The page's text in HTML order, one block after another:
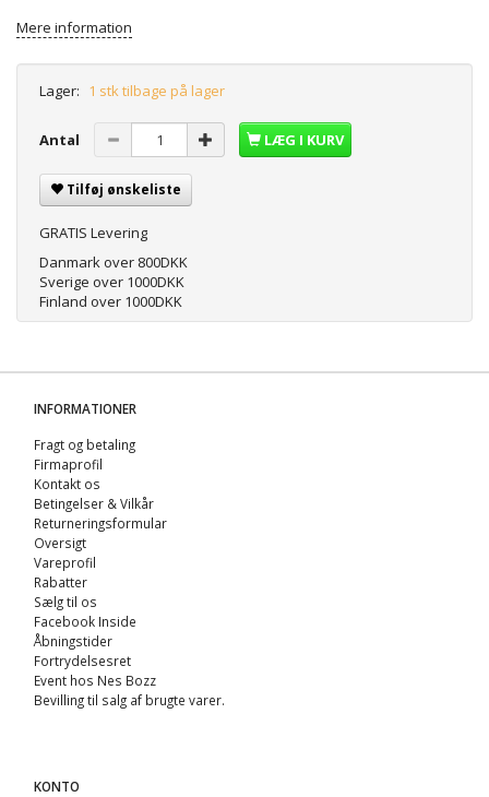
Mere information
Lager: 1 stk tilbage på lager
Antal LÆG I KURV
Tilføj ønskeliste
GRATIS Levering
Danmark over 800DKK
Sverige over 1000DKK
Finland over 1000DKK
INFORMATIONER
Fragt og betaling
Firmaprofil
Kontakt os
Betingelser & Vilkår
Returneringsformular
Oversigt
Vareprofil
Rabatter
Sælg til os
Facebook Inside
Åbningstider
Fortrydelsesret
Event hos Nes Bozz
Bevilling til salg af brugte varer.
KONTO